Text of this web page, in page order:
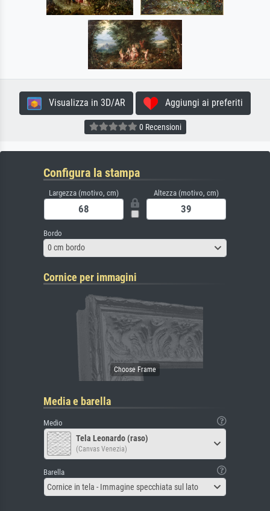
Visualizza in 3D/AR Aggiungi ai preferiti
0 Recensioni
Configura la stampa
Largezza (motivo, cm) Altezza (motivo, cm)
Bordo
0 cm bordo
Cornice per immagini
Media e barella
Medio
Tela Leonardo (raso)
(Canvas Venezia)
Barella
Cornice in tela - Immagine specchiata sul lato